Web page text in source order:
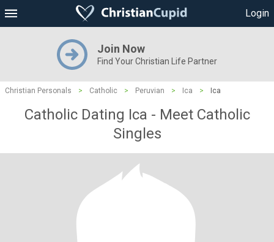
Login
Join Now
Find Your Christian Life Partner
Christian Personals > Catholic > Peruvian > Ica > Ica
Catholic Dating Ica - Meet Catholic
Singles